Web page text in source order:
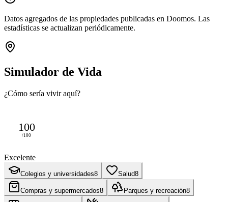
Datos agregados de las propiedades publicadas en Doomos. Las
estadísticas se actualizan periódicamente.
Simulador de Vida
¿Cómo sería vivir aquí?
100
/100
Excelente
Colegios y universidades8 Salud8
Compras y supermercados8 Parques y recreación8